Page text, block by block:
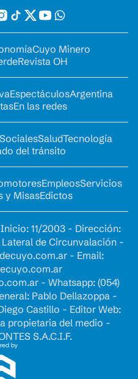
Cuyo Minero
Revista OH
EspectáculosArgentina
En las redes
SaludTecnología
del tránsito
EmpleosServicios
y MisasEdictos
11/2003 - Dirección:
Lateral de Circunvalación -
- Email:
- Whatsapp: (054)
Pablo Dellazoppa -
Castillo - Editor Web:
propietaria del medio -
S.A.C.I.F.